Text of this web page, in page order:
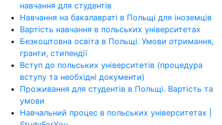
навчання для студентів
Навчання на бакалавраті в Польщі для іноземців
Вартість навчання в польських університетах
Безкоштовна освіта в Польщі. Умови отримання,
гранти, стипендії
Вступ до польських університетів (процедура
вступу та необхідні документи)
Проживання для студентів в Польщі. Вартість та
умови
Навчальний процес в польських університетах |